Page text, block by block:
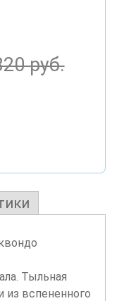
руб.
Тыльная
из вспененного